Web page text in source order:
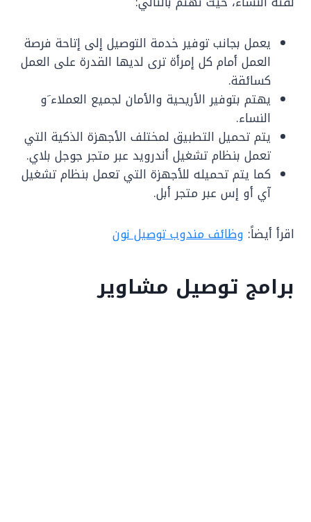
يعمل بجانب توفير خدمة التوصيل إلى إتاحة فرصة
العمل أمام كل إمرأة ترى لديها القدرة على العمل
كسائقة.
يهتم بتوفير الأريحية والأمان لجميع العملاء َو
النساء.
يتم تحميل التطبيق لمختلف الأجهزة الذكية التي
تعمل بنظام تشغيل أندرويد عبر متجر جوجل بلاي.
كما يتم تحميله للأجهزة التي تعمل بنظام تشغيل
آي أو إس عبر متجر أبل.
اقرأ أيضاً: وظائف مندوب توصيل نون
برامج توصيل مشاوير